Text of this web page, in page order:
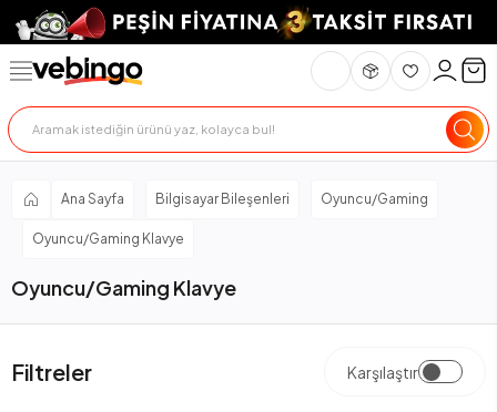
Ana Sayfa Bilgisayar Bileşenleri Oyuncu/Gaming
Oyuncu/Gaming Klavye
Oyuncu/Gaming Klavye
Filtreler Karşılaştır